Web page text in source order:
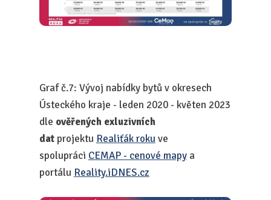
Graf č.7: Vývoj nabídky bytů v okresech
Ústeckého kraje - leden 2020 - květen 2023
dle ověřených exluzivních
dat projektu Realiťák rokuve
spolupráci CEMAP - cenové mapya
portálu Reality.iDNES.cz